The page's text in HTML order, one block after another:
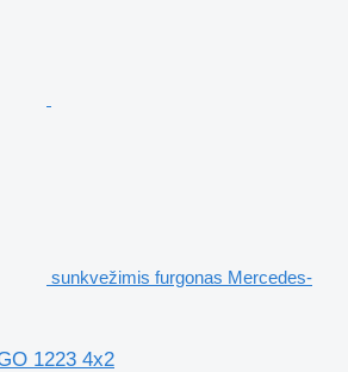
sunkvežimis furgonas Mercedes-
1223 4x2